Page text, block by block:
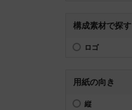
構成素材で探す
ロゴ
用紙の向き
縦